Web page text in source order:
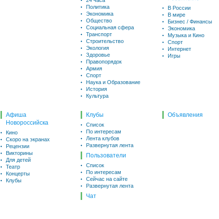
Политика
Экономика
Общество
Социальная сфера
Транспорт
Строительство
Экология
Здоровье
Правопорядок
Армия
Спорт
Наука и Образование
История
Культура
В России
В мире
Бизнес / Финансы
Экономика
Музыка и Кино
Спорт
Интернет
Игры
Афиша
Новороссийска
Кино
Скоро на экранах
Рецензии
Викторины
Для детей
Театр
Концерты
Клубы
Клубы
Список
По интересам
Лента клубов
Развернутая лента
Пользователи
Список
По интересам
Сейчас на сайте
Развернутая лента
Чат
Объявления